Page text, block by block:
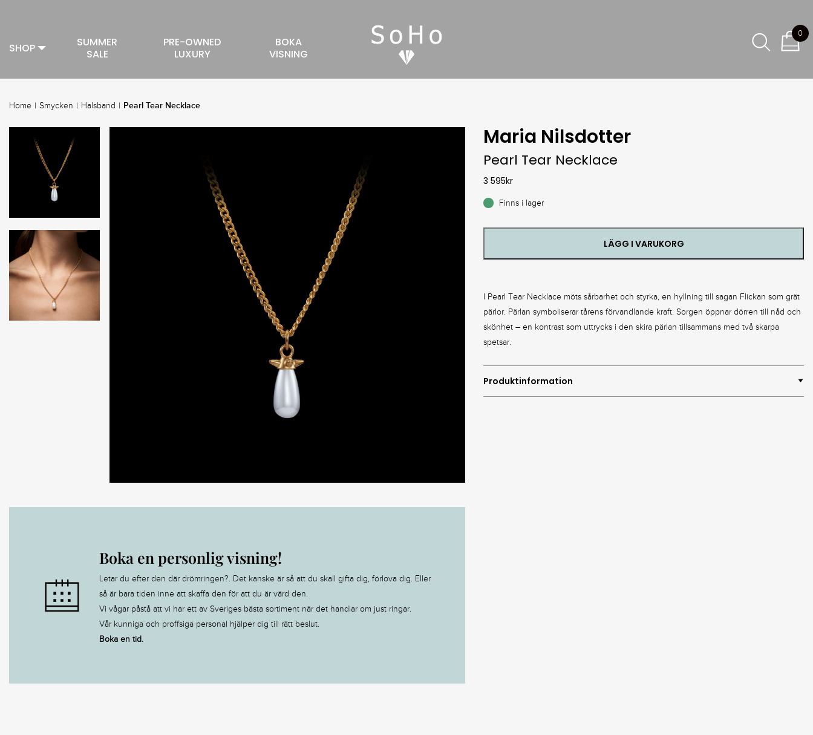
SHOP
SUMMER
SALE
PRE-OWNED
LUXURY
BOKA
VISNING
Home | Smycken | Halsband | Pearl Tear Necklace
Boka en personlig visning!
Letar du efter den där drömringen?. Det kanske är så att du skall gifta dig, förlova dig. Eller
så är bara tiden inne att skaffa den för att du är värd den.
Vi vågar påstå att vi har ett av Sveriges bästa sortiment när det handlar om just ringar.
Vår kunniga och proffsiga personal hjälper dig till rätt beslut.
Boka en tid.
Maria Nilsdotter
Pearl Tear Necklace
3 595kr
Finns i lager
LÄGG I VARUKORG
I Pearl Tear Necklace möts sårbarhet och styrka, en hyllning till sagan Flickan som grät
pärlor. Pärlan symboliserar tårens förvandlande kraft. Sorgen öppnar dörren till nåd och
skönhet – en kontrast som uttrycks i den skira pärlan tillsammans med två skarpa
spetsar.
Produktinformation
0